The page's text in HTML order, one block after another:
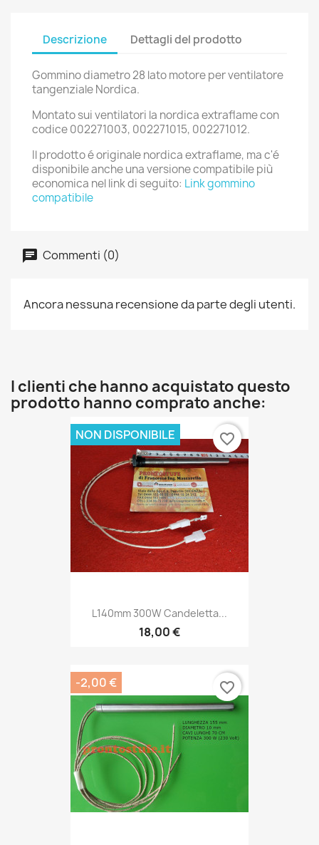
Descrizione Dettagli del prodotto
Gommino diametro 28 lato motore per ventilatore
tangenziale Nordica.
Montato sui ventilatori la nordica extraflame con
codice 002271003, 002271015, 002271012.
Il prodotto é originale nordica extraflame, ma c'é
disponibile anche una versione compatibile più
economica nel link di seguito: Link gommino
compatibile
Commenti (0)
Ancora nessuna recensione da parte degli utenti.
I clienti che hanno acquistato questo
prodotto hanno comprato anche:
L140mm 300W Candeletta...
18,00 €
NON DISPONIBILE favorite_border
-2,00 € favorite_border